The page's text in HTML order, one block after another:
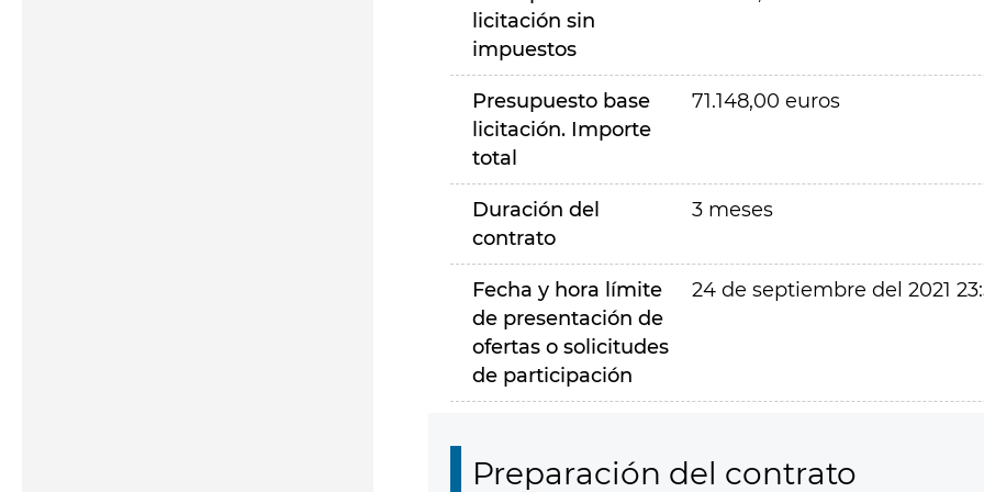
licitación sin
impuestos
Presupuesto base
licitación. Importe
total
71.148,00 euros
Duración del
contrato
3 meses
Fecha y hora límite
de presentación de
ofertas o solicitudes
de participación
24 de septiembre del 2021
Preparación del contrato